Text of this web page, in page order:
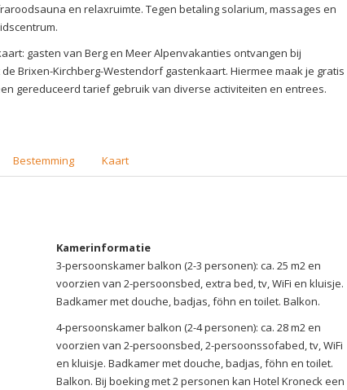
en relaxruimte. Tegen betaling solarium, massages en
gasten van Berg en Meer Alpenvakanties ontvangen bij
Brixen-Kirchberg-Westendorf gastenkaart. Hiermee maak je gratis
gereduceerd tarief gebruik van diverse activiteiten en entrees.
Bestemming Kaart
Kamerinformatie
3-persoonskamer balkon (2-3 personen): ca. 25 m2 en
voorzien van 2-persoonsbed, extra bed, tv, WiFi en kluisje.
Badkamer met douche, badjas, föhn en toilet. Balkon.
4-persoonskamer balkon (2-4 personen): ca. 28 m2 en
voorzien van 2-persoonsbed, 2-persoonssofabed, tv, WiFi
en kluisje. Badkamer met douche, badjas, föhn en toilet.
Balkon. Bij boeking met 2 personen kan Hotel Kroneck een